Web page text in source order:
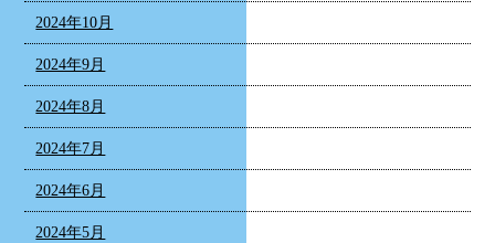
2024年10月
2024年9月
2024年8月
2024年7月
2024年6月
2024年5月